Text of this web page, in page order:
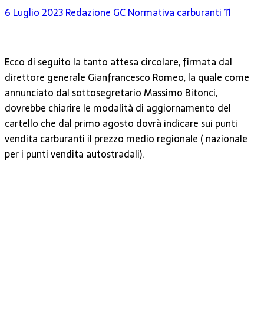
6 Luglio 2023Redazione GCNormativa carburanti11
Ecco di seguito la tanto attesa circolare, firmata dal
direttore generale Gianfrancesco Romeo, la quale come
annunciato dal sottosegretario Massimo Bitonci,
dovrebbe chiarire le modalità di aggiornamento del
cartello che dal primo agosto dovrà indicare sui punti
vendita carburanti il prezzo medio regionale ( nazionale
per i punti vendita autostradali).